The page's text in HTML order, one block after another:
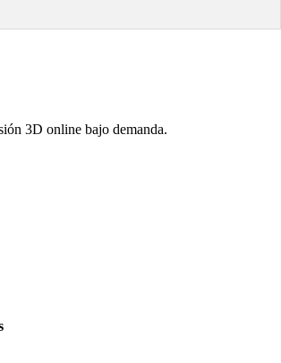
3D online bajo demanda.